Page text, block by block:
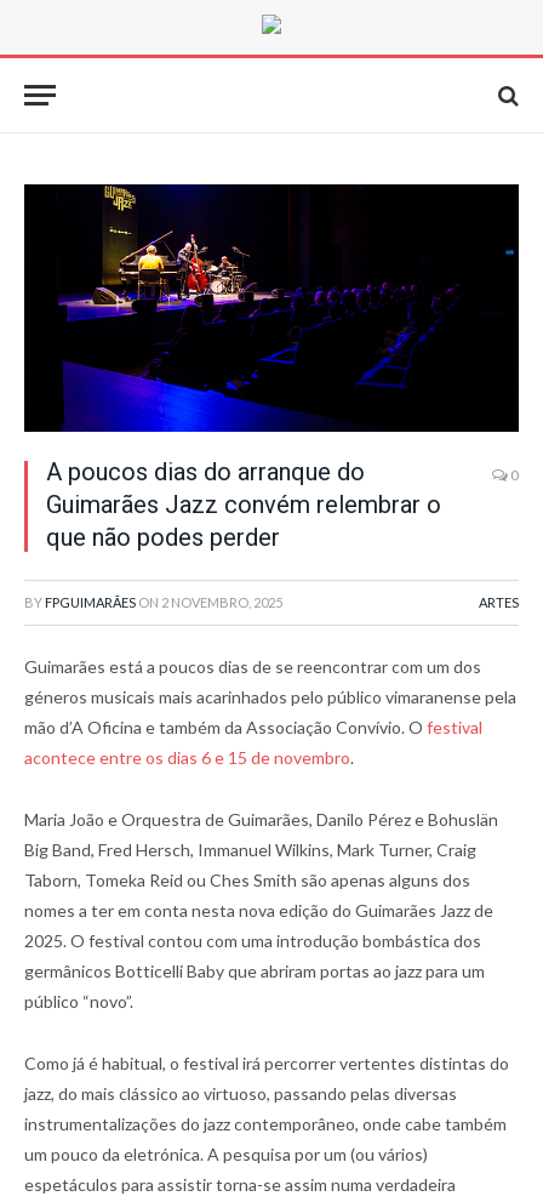
A poucos dias do arranque do
Guimarães Jazz convém relembrar o
que não podes perder
0
BY FPGUIMARÃES ON 2 NOVEMBRO, 2025 ARTES
Guimarães está a poucos dias de se reencontrar com um dos
géneros musicais mais acarinhados pelo público vimaranense pela
mão d’A Oficina e também da Associação Convívio. O festival
acontece entre os dias 6 e 15 de novembro.
Maria João e Orquestra de Guimarães, Danilo Pérez e Bohuslän
Big Band, Fred Hersch, Immanuel Wilkins, Mark Turner, Craig
Taborn, Tomeka Reid ou Ches Smith são apenas alguns dos
nomes a ter em conta nesta nova edição do Guimarães Jazz de
2025. O festival contou com uma introdução bombástica dos
germânicos Botticelli Baby que abriram portas ao jazz para um
público “novo”.
Como já é habitual, o festival irá percorrer vertentes distintas do
jazz, do mais clássico ao virtuoso, passando pelas diversas
instrumentalizações do jazz contemporâneo, onde cabe também
um pouco da eletrónica. A pesquisa por um (ou vários)
espetáculos para assistir torna-se assim numa verdadeira